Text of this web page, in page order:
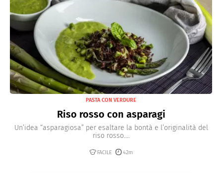
PASTA CON VERDURE
Riso rosso con asparagi
Un’idea “asparagiosa” per esaltare la bontà e l’originalità del
riso rosso....
FACILE 42m